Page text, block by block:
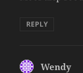
REPLY
Wendy